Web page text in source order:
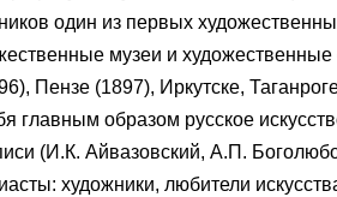
один из первых
музеи и
Пензе (1897), Иркутске,
главным образом русское
(И.К. Айвазовский, А.П.
художники, любители